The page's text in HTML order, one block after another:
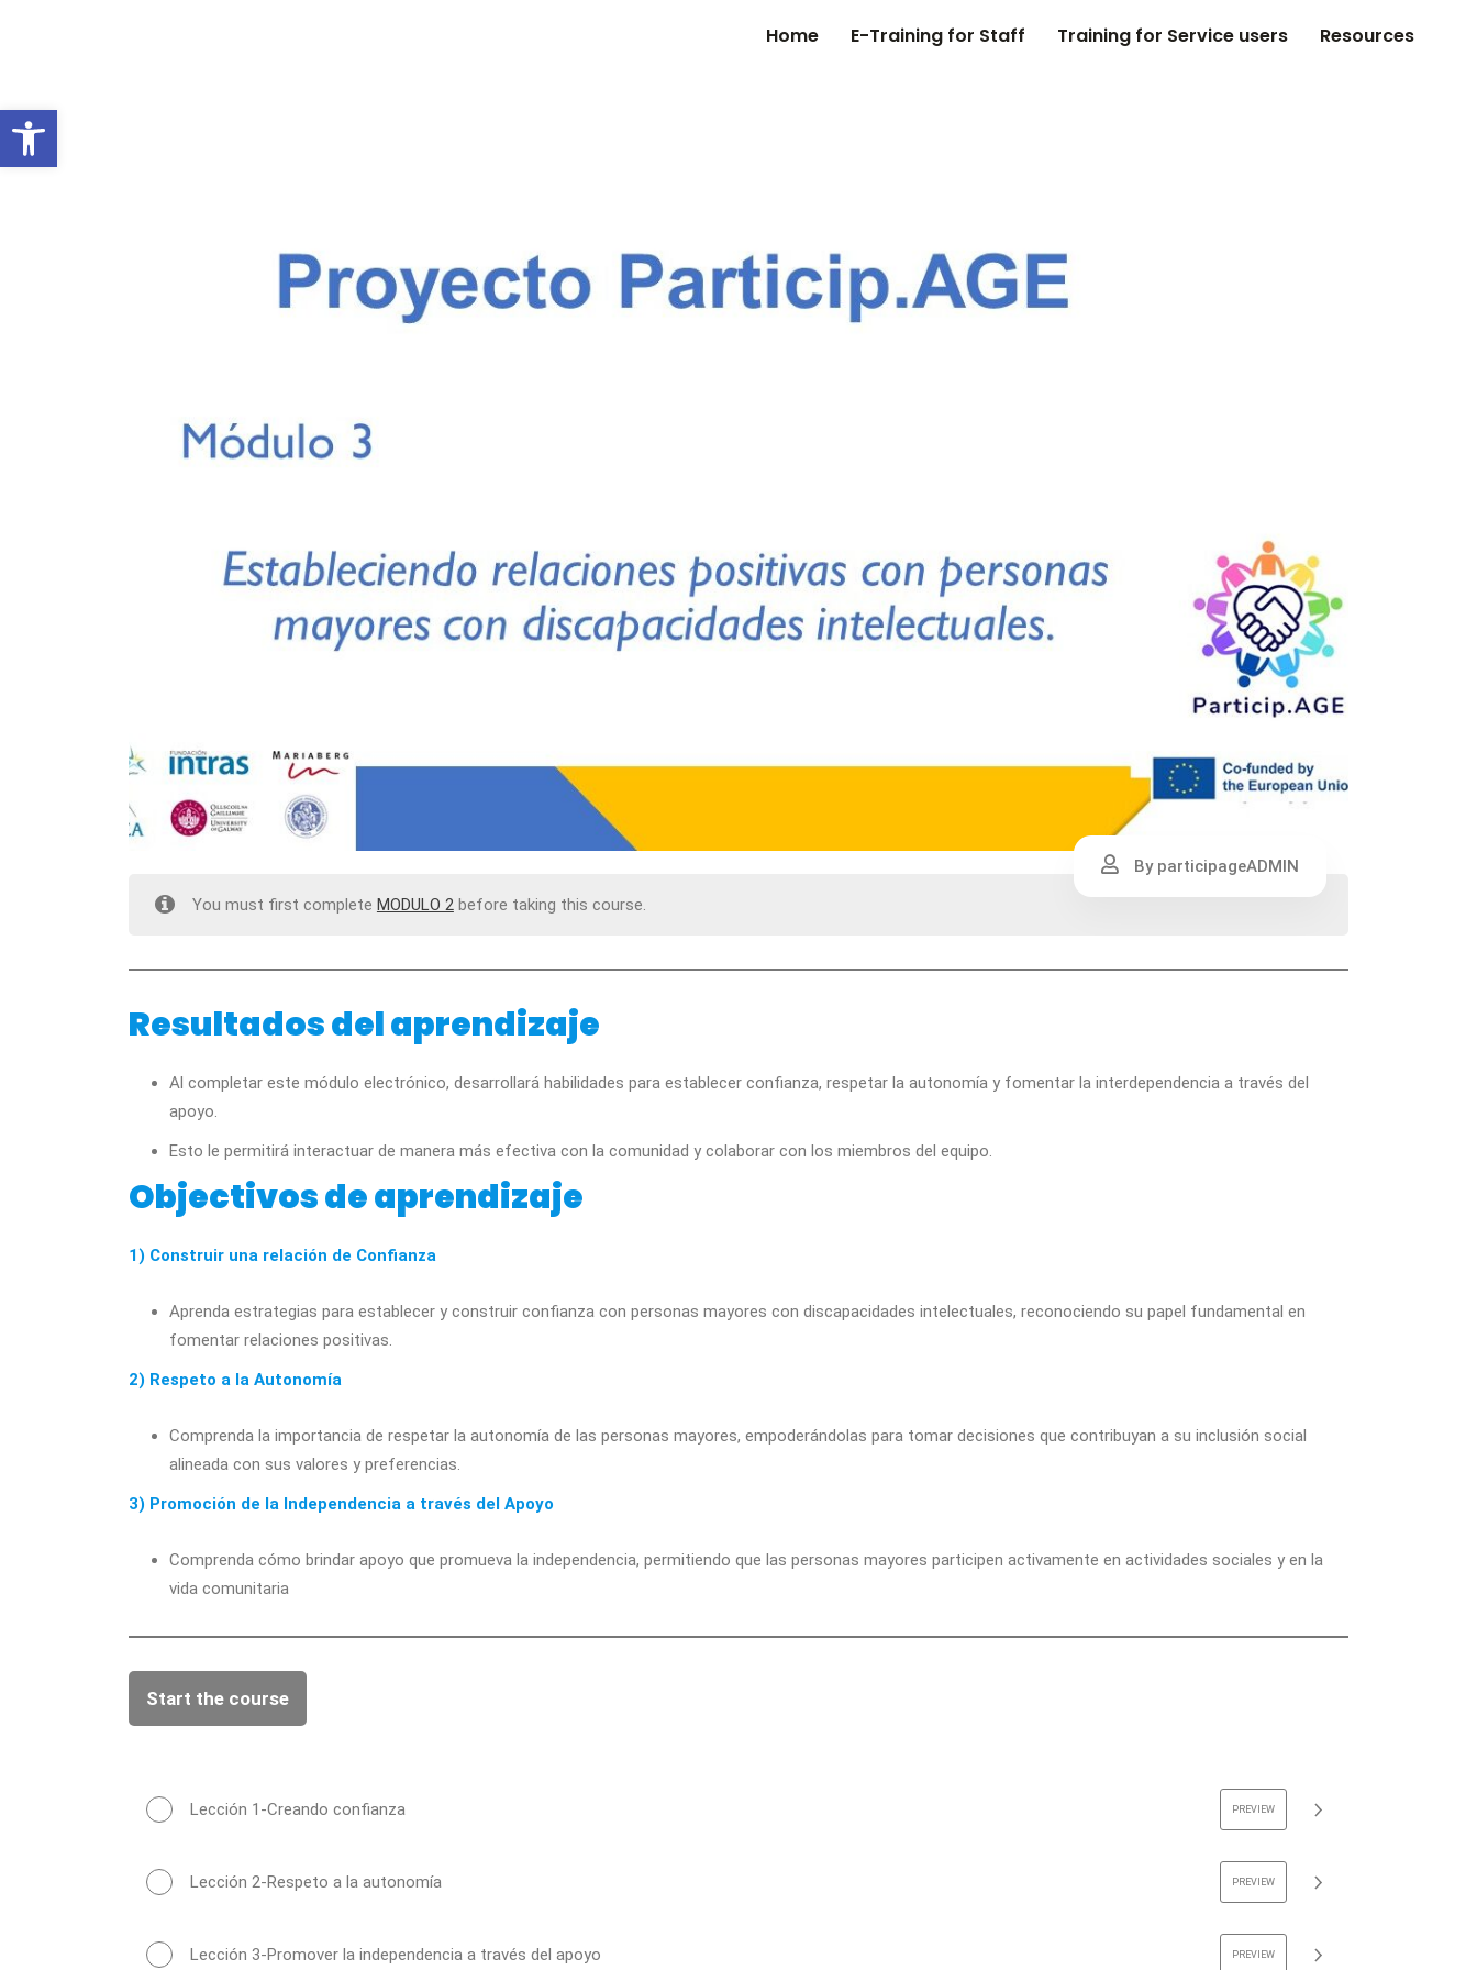
Open toolbar
Home E-Training for Staff Training for Service users Resources
By participageADMIN
You must first complete MODULO 2before taking this course.
Resultados del aprendizaje
Al completar este módulo electrónico, desarrollará habilidades para establecer confianza, respetar la autonomía y fomentar la interdependencia a través del
apoyo.
Esto le permitirá interactuar de manera más efectiva con la comunidad y colaborar con los miembros del equipo.
Objectivos de aprendizaje
1) Construir una relación de Confianza
Aprenda estrategias para establecer y construir confianza con personas mayores con discapacidades intelectuales, reconociendo su papel fundamental en
fomentar relaciones positivas.
2) Respeto a la Autonomía
Comprenda la importancia de respetar la autonomía de las personas mayores, empoderándolas para tomar decisiones que contribuyan a su inclusión social
alineada con sus valores y preferencias.
3) Promoción de la Independencia a través del Apoyo
Comprenda cómo brindar apoyo que promueva la independencia, permitiendo que las personas mayores participen activamente en actividades sociales y en la
vida comunitaria
Start the course
Lección 1-Creando confianza PREVIEW
Lección 2-Respeto a la autonomía PREVIEW
Lección 3-Promover la independencia a través del apoyo PREVIEW